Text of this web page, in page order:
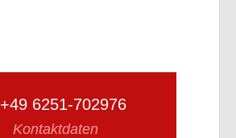
+49 6251-702976
Kontaktdaten